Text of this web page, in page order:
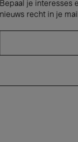
Bepaal je interesses
nieuws recht in je